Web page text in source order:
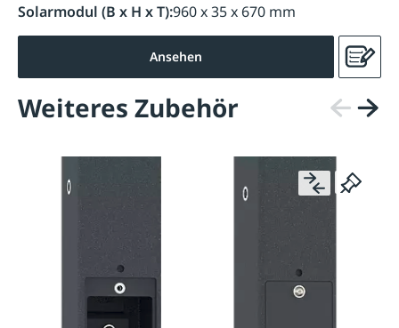
Solarmodul (B x H x T):960 x 35 x 670 mm
Ansehen
Weiteres Zubehör